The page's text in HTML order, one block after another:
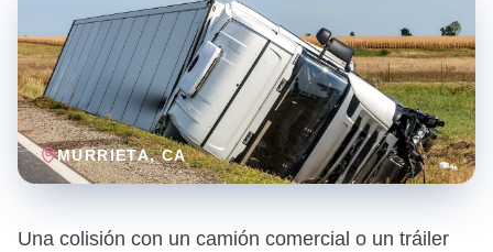
MURRIETA, CA
Una colisión con un camión comercial o un tráiler